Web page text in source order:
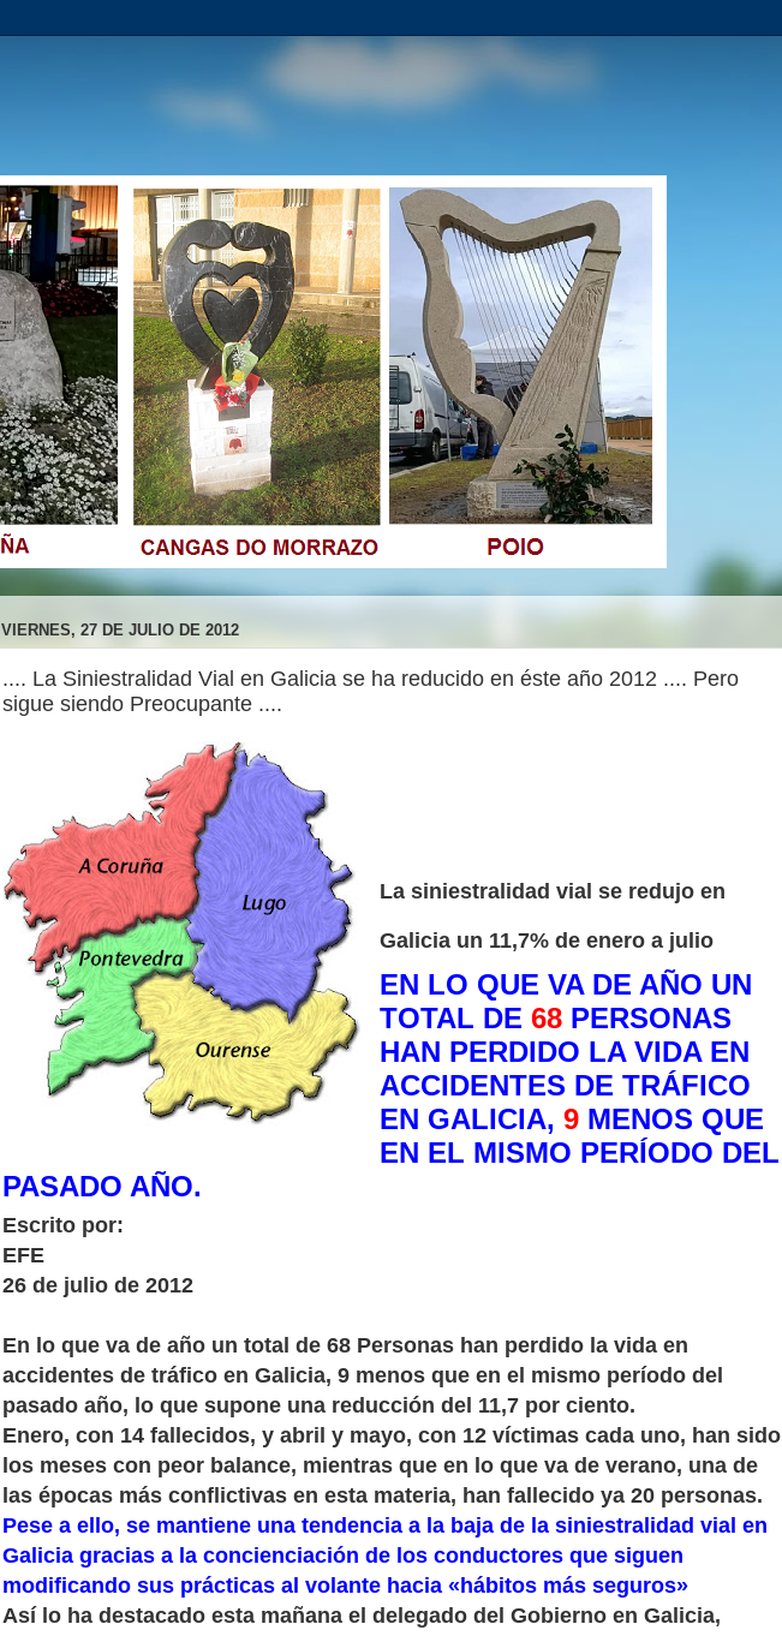
VIERNES, 27 DE JULIO DE 2012
.... La Siniestralidad Vial en Galicia se ha reducido en éste año 2012 .... Pero
sigue siendo Preocupante ....
La siniestralidad vial se redujo en
Galicia un 11,7% de enero a julio
EN LO QUE VA DE AÑO UN
TOTAL DE 68PERSONAS
HAN PERDIDO LA VIDA EN
ACCIDENTES DE TRÁFICO
EN GALICIA, 9MENOS QUE
EN EL MISMO PERÍODO DEL
PASADO AÑO.
Escrito por:
EFE
26 de julio de 2012
En lo que va de año un total de 68 Personas han perdido la vida en
accidentes de tráfico en Galicia, 9 menos que en el mismo período del
pasado año, lo que supone una reducción del 11,7 por ciento.
Enero, con 14 fallecidos, y abril y mayo, con 12 víctimas cada uno, han sido
los meses con peor balance, mientras que en lo que va de verano, una de
las épocas más conflictivas en esta materia, han fallecido ya 20 personas.
Pese a ello, se mantiene una tendencia a la baja de la siniestralidad vial en
Galicia gracias a la concienciación de los conductores que siguen
modificando sus prácticas al volante hacia «hábitos más seguros»
Así lo ha destacado esta mañana el delegado del Gobierno en Galicia,